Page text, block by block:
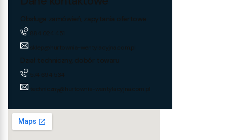
Obsługa zamówień, zapytania ofertowe
884 024 451
sklep@hurtownia-wentylacyjna.com.pl
Dział techniczny, dobór towaru
574 694 534
techniczny@hurtownia-wentylacyjna.com.pl